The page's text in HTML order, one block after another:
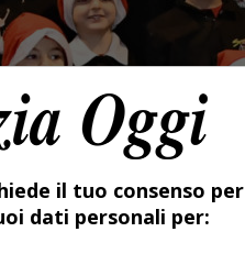
il tuo consenso per
dati personali per: